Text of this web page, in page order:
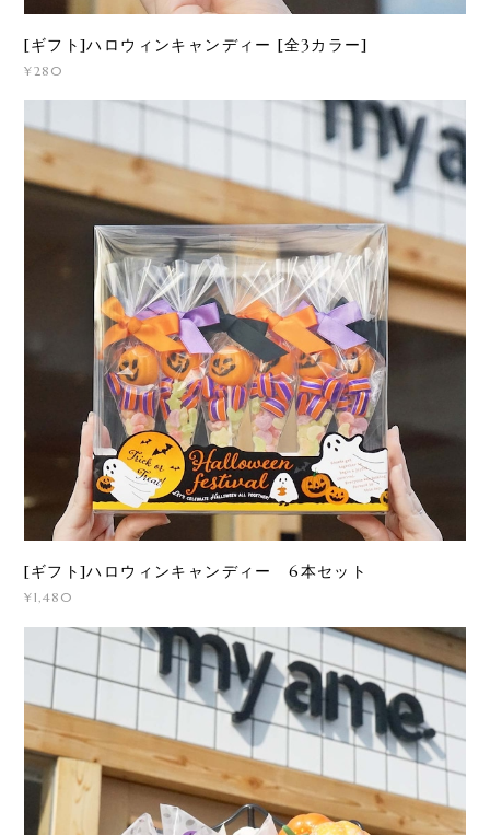
[ギフト]ハロウィンキャンディー [全3カラー]
¥280
[ギフト]ハロウィンキャンディー 6本セット
¥1,480